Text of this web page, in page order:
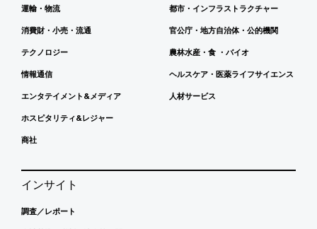
運輸・物流
消費財・小売・流通
テクノロジー
情報通信
エンタテイメント&メディア
ホスピタリティ&レジャー
商社
都市・インフラストラクチャー
官公庁・地方自治体・公的機関
農林水産・食 ・バイオ
ヘルスケア・医薬ライフサイエンス
人材サービス
インサイト
調査／レポート